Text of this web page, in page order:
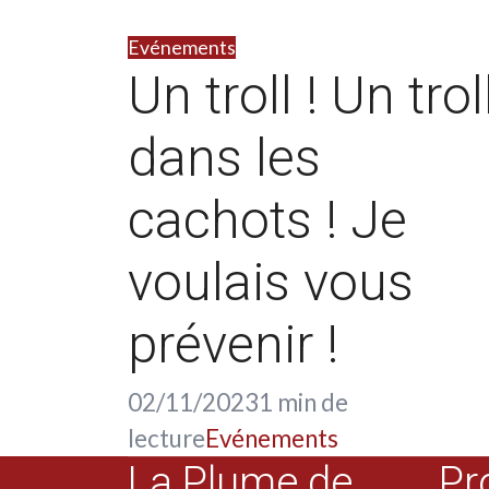
Evénements
Un troll ! Un
dans les
cachots ! Je
voulais vous
prévenir !
02/11/20231 min de
lectureEvénements